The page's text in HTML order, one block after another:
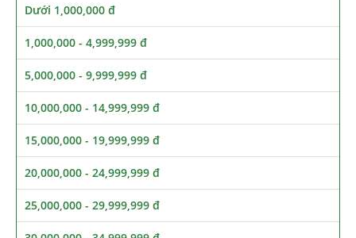
Dưới 1,000,000 đ
1,000,000 - 4,999,999 đ
5,000,000 - 9,999,999 đ
10,000,000 - 14,999,999 đ
15,000,000 - 19,999,999 đ
20,000,000 - 24,999,999 đ
25,000,000 - 29,999,999 đ